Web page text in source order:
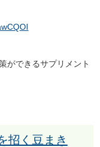
ができるサプリメント
招く豆まき